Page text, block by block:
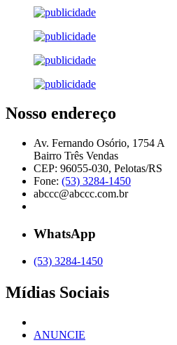
Nosso endereço
Av. Fernando Osório, 1754 A
Bairro Três Vendas
CEP: 96055-030, Pelotas/RS
Fone: (53) 3284-1450
abccc@abccc.com.br
WhatsApp
(53) 3284-1450
Mídias Sociais
ANUNCIE